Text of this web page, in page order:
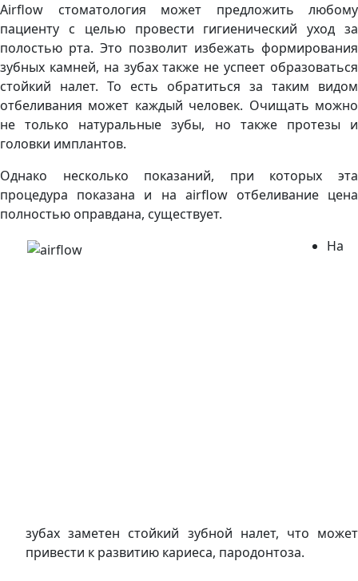
Аirflow стоматология может предложить любому
пациенту с целью провести гигиенический уход за
полостью рта. Это позволит избежать формирования
зубных камней, на зубах также не успеет образоваться
стойкий налет. То есть обратиться за таким видом
отбеливания может каждый человек. Очищать можно
не только натуральные зубы, но также протезы и
головки имплантов.
Однако несколько показаний, при которых эта
процедура показана и на airflow отбеливание цена
полностью оправдана, существует.
На
зубах заметен стойкий зубной налет, что может
привести к развитию кариеса, пародонтоза.